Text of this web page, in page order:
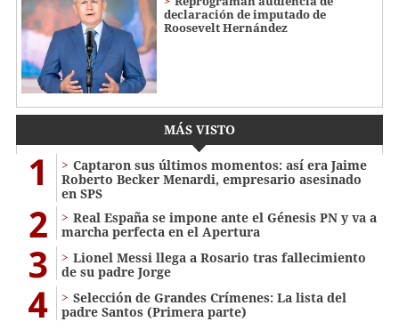
declaración de imputado de
Roosevelt Hernández
MÁS VISTO
1
Captaron sus últimos momentos: así era Jaime
Roberto Becker Menardi​​​, empresario asesinado
en SPS
2
Real España se impone ante el Génesis PN y va a
marcha perfecta en el Apertura
3
Lionel Messi llega a Rosario tras fallecimiento
de su padre Jorge
4
Selección de Grandes Crímenes: La lista del
padre Santos (Primera parte)